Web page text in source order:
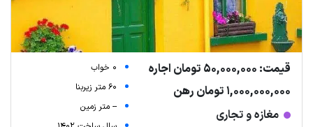
قیمت: 50,000,000 تومان اجاره
1,000,000,000 تومان رهن
مغازه و تجاری
0 خواب
60 متر زیربنا
-- متر زمین